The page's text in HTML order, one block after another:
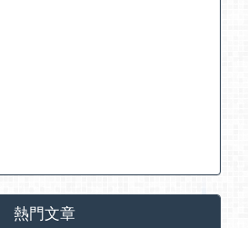
熱門文章